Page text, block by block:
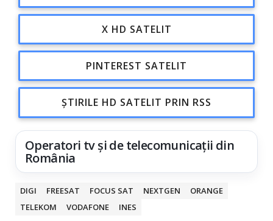
X HD SATELIT
PINTEREST SATELIT
ȘTIRILE HD SATELIT PRIN RSS
Operatori tv și de telecomunicații din
România
DIGI FREESAT FOCUS SAT NEXTGEN
ORANGE
TELEKOM
VODAFONE INES